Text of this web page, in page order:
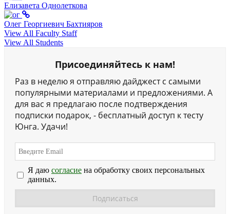
Елизавета Однолеткова
Олег Георгиевич Бахтияров
View All Faculty Staff
View All Students
Присоединяйтесь к нам!
Раз в неделю я отправляю дайджест с самыми
популярными материалами и предложениями. А
для вас я предлагаю после подтверждения
подписки подарок, - бесплатный доступ к тесту
Юнга. Удачи!
Я даю согласие на обработку своих персональных
данных.